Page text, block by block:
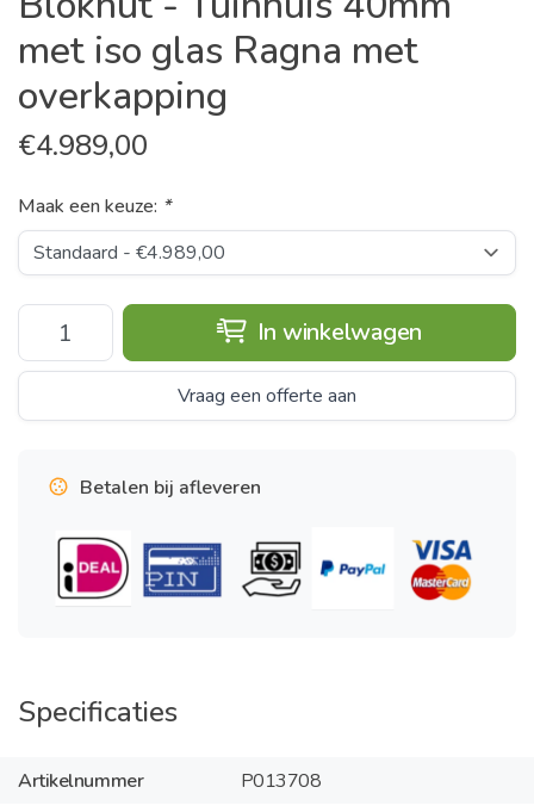
met iso glas Ragna met
overkapping
€4.989,00
Maak een keuze: *
In winkelwagen
Vraag een offerte aan
Betalen bij afleveren
Specificaties
Artikelnummer
P013708